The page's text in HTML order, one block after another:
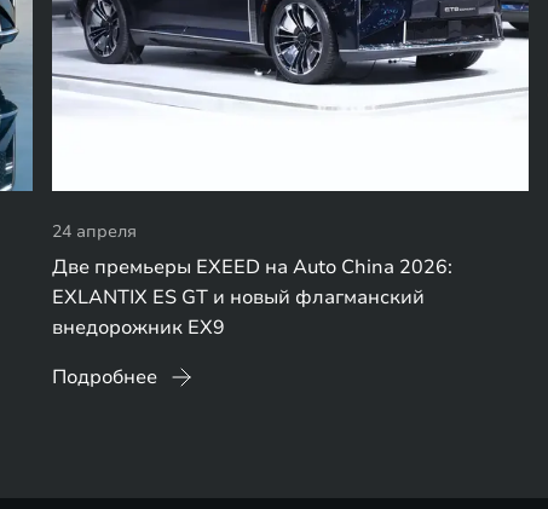
24 апреля
Две премьеры EXEED на Auto China 2026:
EXLANTIX ES GT и новый флагманский
внедорожник EX9
Подробнее